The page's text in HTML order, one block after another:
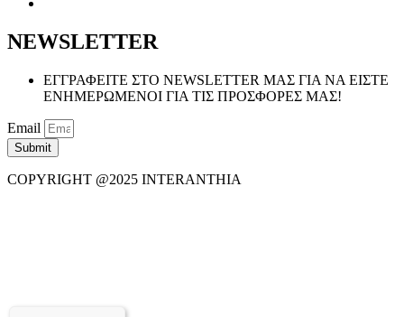
NEWSLETTER
ΕΓΓΡΑΦΕΙΤΕ ΣΤΟ NEWSLETTER ΜΑΣ ΓΙΑ ΝΑ ΕΙΣΤΕ
ΕΝΗΜΕΡΩΜΕΝΟΙ ΓΙΑ ΤΙΣ ΠΡΟΣΦΟΡΕΣ ΜΑΣ!
Email
Submit
COPYRIGHT @2025 INTERANTHIA